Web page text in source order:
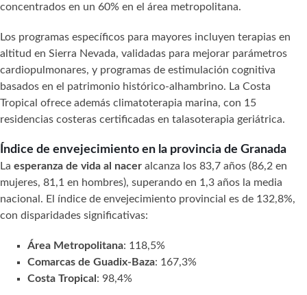
concentrados en un 60% en el área metropolitana.
Los programas específicos para mayores incluyen terapias en
altitud en Sierra Nevada, validadas para mejorar parámetros
cardiopulmonares, y programas de estimulación cognitiva
basados en el patrimonio histórico-alhambrino. La Costa
Tropical ofrece además climatoterapia marina, con 15
residencias costeras certificadas en talasoterapia geriátrica.
Índice de envejecimiento en la provincia de Granada
La esperanza de vida al nacer alcanza los 83,7 años (86,2 en
mujeres, 81,1 en hombres), superando en 1,3 años la media
nacional. El índice de envejecimiento provincial es de 132,8%,
con disparidades significativas:
Área Metropolitana: 118,5%
Comarcas de Guadix-Baza: 167,3%
Costa Tropical : 98,4%